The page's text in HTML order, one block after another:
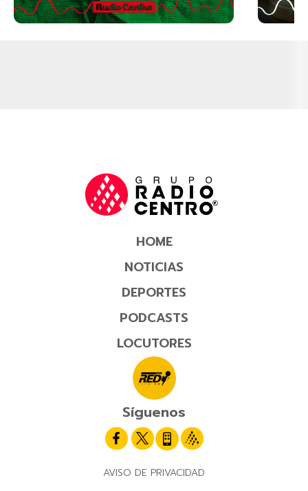
HOME
NOTICIAS
DEPORTES
PODCASTS
LOCUTORES
Síguenos
AVISO DE PRIVACIDAD